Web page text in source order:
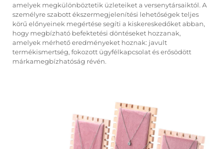
amelyek megkülönböztetik üzleteiket a versenytársaiktól. A
személyre szabott ékszermegjelenítési lehetőségek teljes
körű előnyeinek megértése segíti a kiskereskedőket abban,
hogy megbízható befektetési döntéseket hozzanak,
amelyek mérhető eredményeket hoznak: javult
termékismertség, fokozott ügyfélkapcsolat és erősödött
márkamegbízhatóság révén.